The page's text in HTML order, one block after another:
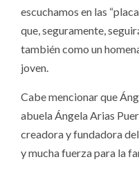
escuchamos en las
que, seguramente,
también como un
joven.
Cabe mencionar que
abuela Ángela Arias
creadora y fundadora del
y mucha fuerza para la